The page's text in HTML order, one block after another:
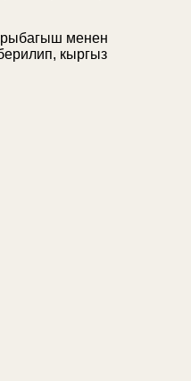
менен
кыргыз